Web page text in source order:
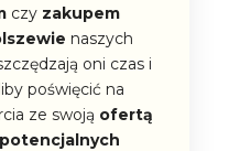
czy zakupem
naszych
oni czas i
poświęcić na
ze swoją ofertą
potencjalnych